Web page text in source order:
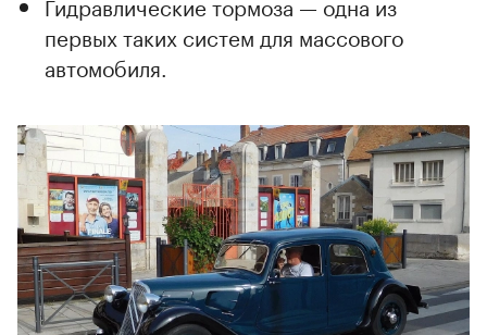
первых таких систем для массового
автомобиля.